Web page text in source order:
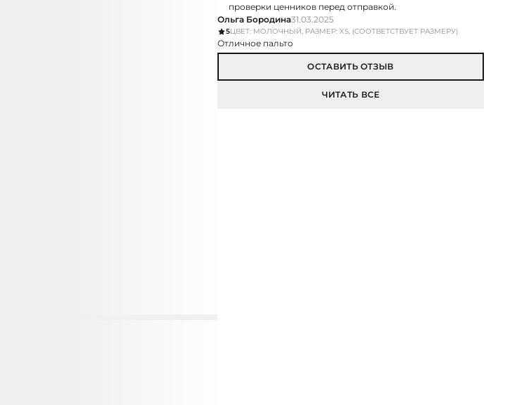
проверки ценников перед отправкой.
Ольга Бородина31.03.2025
5ЦВЕТ: МОЛОЧНЫЙ, РАЗМЕР: XS, (СООТВЕТСТВУЕТ РАЗМЕРУ)
Отличное пальто
ОСТАВИТЬ ОТЗЫВ
ЧИТАТЬ ВСЕ